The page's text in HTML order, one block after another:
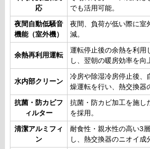
応
でも活用可能。
夜間自動低騒音
機能（室外機）
夜間、負荷が低い際に室
減。
余熱再利用運転
運転停止後の余熱を利用
し、翌朝の暖房効率を向
水内部クリーン
冷房や除湿冷房停止後、
燥運転を行い、熱交換器
抗菌・防カビフ
ィルター
抗菌・防カビ加工を施し
を採用。
清潔アルミフィ
ン
耐食性・親水性の高い3
し、熱交換器のニオイ成